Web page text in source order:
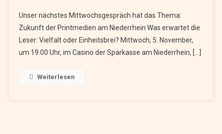
Unser nächstes Mittwochsgespräch hat das Thema:
Zukunft der Printmedien am Niederrhein Was erwartet die
Leser: Vielfalt oder Einheitsbrei? Mittwoch, 5. November,
um 19.00 Uhr, im Casino der Sparkasse am Niederrhein, […]
Weiterlesen